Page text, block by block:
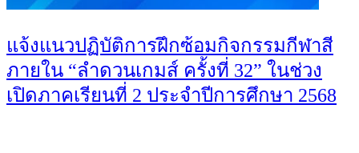
แจ้งแนวปฏิบัติการฝึกซ้อมกิจกรรมกีฬาสี
ภายใน “ลำดวนเกมส์ ครั้งที่ 32” ในช่วง
เปิดภาคเรียนที่ 2 ประจำปีการศึกษา 2568